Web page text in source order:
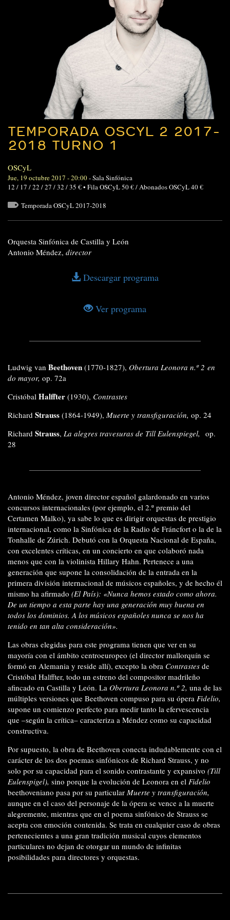
TEMPORADA OSCYL 2 2017-
2018 TURNO 1
OSCyL
Jue, 19 octubre 2017 - 20:00-Sala Sinfónica
12 / 17 / 22 / 27 / 32 / 35 € • Fila OSCyL 50 € / Abonados OSCyL 40 €
Temporada OSCyL 2017-2018
Orquesta Sinfónica de Castilla y León
Antonio Méndez, director
Descargar programa
Ver programa
Ludwig van Beethoven (1770-1827), Obertura Leonora n.º 2 en
do mayor, op. 72a
Cristóbal Halffter (1930), Contrastes
Richard Strauss (1864-1949), Muerte y transfiguración, op. 24
Richard Strauss, La alegres travesuras de Till Eulenspiegel, op.
28
Antonio Méndez, joven director español galardonado en varios
concursos internacionales (por ejemplo, el 2.º premio del
Certamen Malko), ya sabe lo que es dirigir orquestas de prestigio
internacional, como la Sinfónica de la Radio de Fráncfort o la de la
Tonhalle de Zúrich. Debutó con la Orquesta Nacional de España,
con excelentes críticas, en un concierto en que colaboró nada
menos que con la violinista Hillary Hahn. Pertenece a una
generación que supone la consolidación de la entrada en la
primera división internacional de músicos españoles, y de hecho él
mismo ha afirmado (El País): «Nunca hemos estado como ahora.
De un tiempo a esta parte hay una generación muy buena en
todos los dominios. A los músicos españoles nunca se nos ha
tenido en tan alta consideración».
Las obras elegidas para este programa tienen que ver en su
mayoría con el ámbito centroeuropeo (el director mallorquín se
formó en Alemania y reside allí), excepto la obra Contrastes de
Cristóbal Halffter, todo un estreno del compositor madrileño
afincado en Castilla y León. La Obertura Leonora n.º 2, una de las
múltiples versiones que Beethoven compuso para su ópera Fidelio,
supone un comienzo perfecto para medir tanto la efervescencia
que –según la crítica– caracteriza a Méndez como su capacidad
constructiva.
Por supuesto, la obra de Beethoven conecta indudablemente con el
carácter de los dos poemas sinfónicos de Richard Strauss, y no
solo por su capacidad para el sonido contrastante y expansivo (Till
Eulenspigel), sino porque la evolución de Leonora en el Fidelio
beethoveniano pasa por su particular Muerte y transfiguración,
aunque en el caso del personaje de la ópera se vence a la muerte
alegremente, mientras que en el poema sinfónico de Strauss se
acepta con emoción contenida. Se trata en cualquier caso de obras
pertenecientes a una gran tradición musical cuyos elementos
particulares no dejan de otorgar un mundo de infinitas
posibilidades para directores y orquestas.